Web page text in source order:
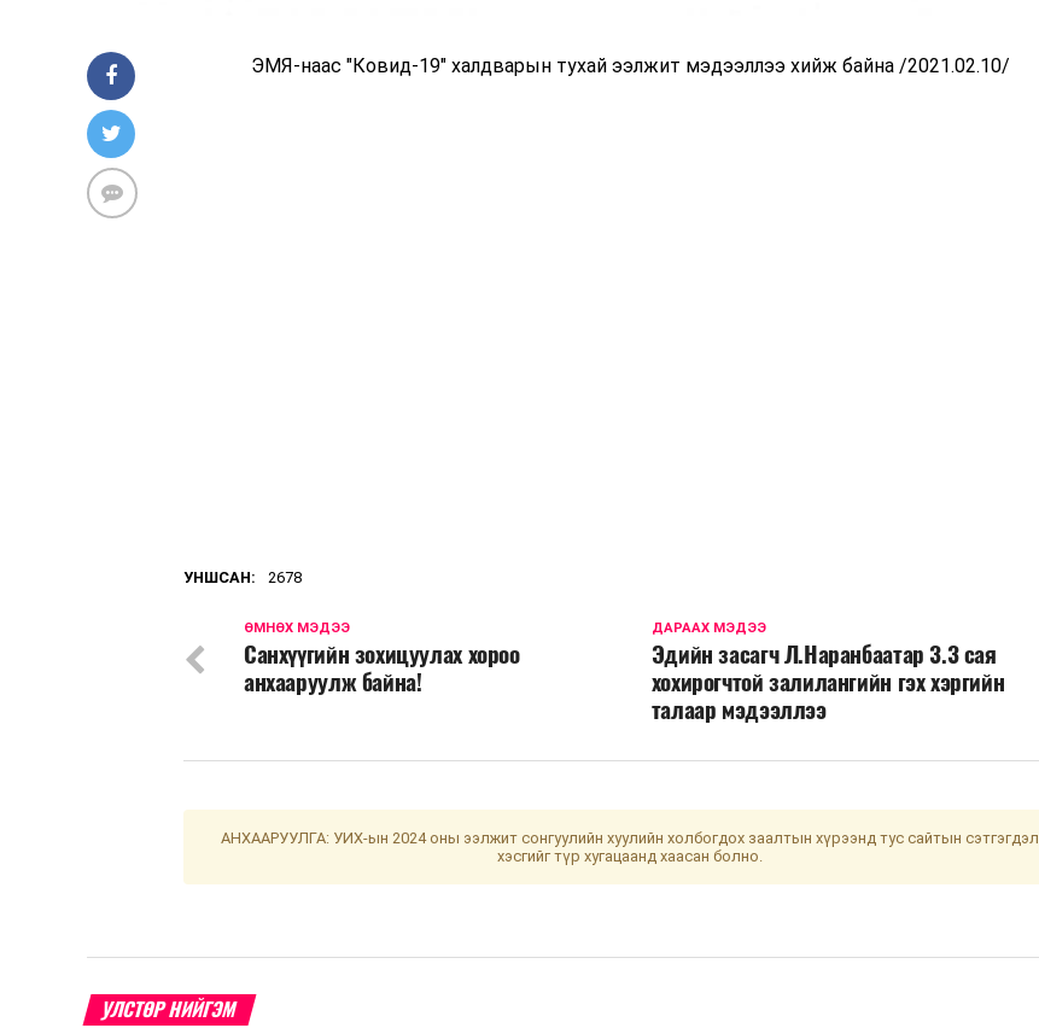
ЭМЯ-наас "Ковид-19" халдварын тухай ээлжит мэдээллээ хийж байна /2021.02.10/
УНШСАН: 2678
ДАРААХ МЭДЭЭ
Эдийн засагч Л.Наранбаатар 3.3 сая
хохирогчтой залилангийн гэх хэргийн
талаар мэдээллээ
ӨМНӨХ МЭДЭЭ
Санхүүгийн зохицуулах хороо
анхааруулж байна!
АНХААРУУЛГА: УИХ-ын 2024 оны ээлжит сонгуулийн хуулийн холбогдох заалтын хүрээнд тус сайтын сэтгэгдэл
хэсгийг түр хугацаанд хаасан болно.
УЛСТӨР НИЙГЭМ